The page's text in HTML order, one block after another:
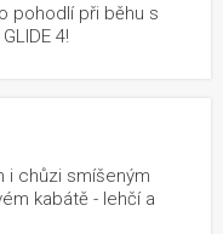
pohodlí při běhu s
4!
i chůzi smíšeným
kabátě - lehčí a